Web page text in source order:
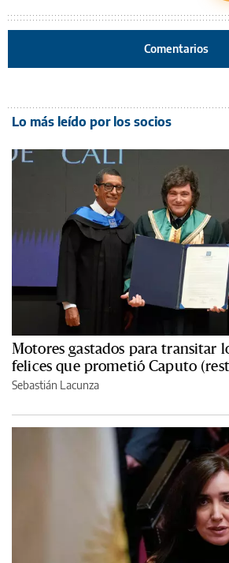
Comentarios
Lo más leído por los socios
Motores gastados para transitar
felices que prometió Caputo
Sebastián Lacunza